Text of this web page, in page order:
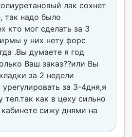
лак сохнет
так надо было
кто мог сделать за 3
у них нету форс
.Вы думаете я год
Ваш заказ??или Вы
за 2 недели
за 3-4дня,я
тел.так как в цеху сильно
сижу днями на